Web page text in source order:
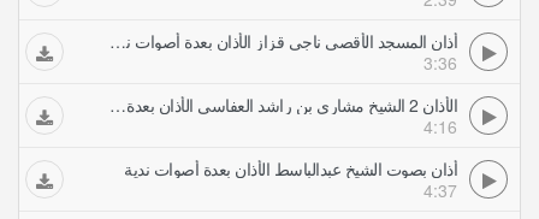
أذان المسجد الأقصى ناجي قزاز الأذان بعدة أصوات ندية
3:36
الأذان 2 الشيخ مشاري بن راشد العفاسي الأذان بعدة أصوات ندية
4:16
أذان بصوت الشيخ عبدالباسط الأذان بعدة أصوات ندية
4:37